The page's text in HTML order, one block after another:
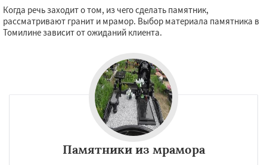
Когда речь заходит о том, из чего сделать памятник,
рассматривают гранит и мрамор. Выбор материала памятника в
Томилине зависит от ожиданий клиента.
Памятники из мрамора